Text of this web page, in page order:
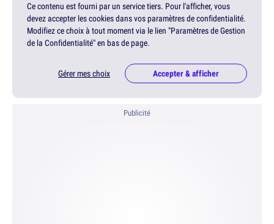
Ce contenu est fourni par un service tiers. Pour l'afficher, vous
devez accepter les cookies dans vos paramètres de confidentialité.
Modifiez ce choix à tout moment via le lien "Paramètres de Gestion
de la Confidentialité" en bas de page.
Gérer mes choix Accepter & afficher
Publicité